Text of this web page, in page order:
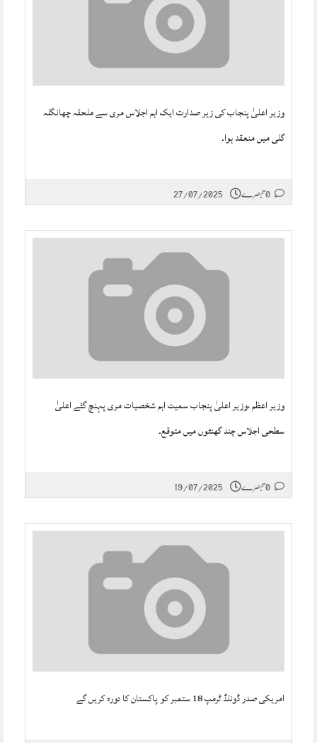
وزیر اعلیٰ پنجاب کی زیر صدارت ایک اہم اجلاس مری سے ملحقہ چھانگلہ
گلی میں منعقد ہوا۔
27/07/2025
وزیر اعظم ،وزیر اعلیٰ پنجاب سمیت اہم شخصیات مری پہنچ گئے اعلیٰ
سطحی اجلاس چند گھنٹوں میں متوقع۔
19/07/2025
امریکی صدر ڈونلڈ ٹرمپ 18 ستمبر کو پاکستان کا دورہ کریں گے